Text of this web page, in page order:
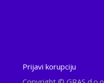
Prijavi korupciju